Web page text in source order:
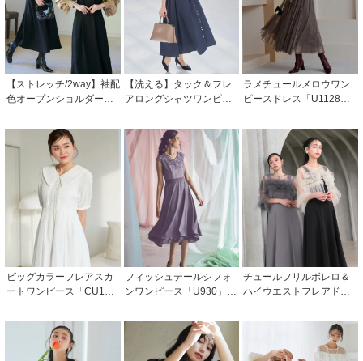
【ストレッチ/2way】袖配
色オープンショルダー・
31」
【洗える】タック＆フレ
アロングシャツワンピー
ラメチュールメロウワン
ピースドレス「U1128」/
などお呼ばれ対応フォー
マルパーティードレス
ビッグカラーフレアスカ
ートワンピース「CU174
フィッシュテールシフォ
ンワンピース「U930」/
などお呼ばれ対応フォー
マルパーティードレス
チュールフリルボレロ＆
ハイウエストフレアドレ
露宴・二次会などお呼ば
れ対応フォーマルパーテ
ィードレス